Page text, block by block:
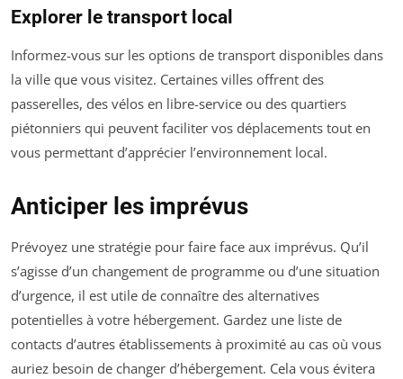
Explorer le transport local
Informez-vous sur les options de transport disponibles dans
la ville que vous visitez. Certaines villes offrent des
passerelles, des vélos en libre-service ou des quartiers
piétonniers qui peuvent faciliter vos déplacements tout en
vous permettant d’apprécier l’environnement local.
Anticiper les imprévus
Prévoyez une stratégie pour faire face aux imprévus. Qu’il
s’agisse d’un changement de programme ou d’une situation
d’urgence, il est utile de connaître des alternatives
potentielles à votre hébergement. Gardez une liste de
contacts d’autres établissements à proximité au cas où vous
auriez besoin de changer d’hébergement. Cela vous évitera